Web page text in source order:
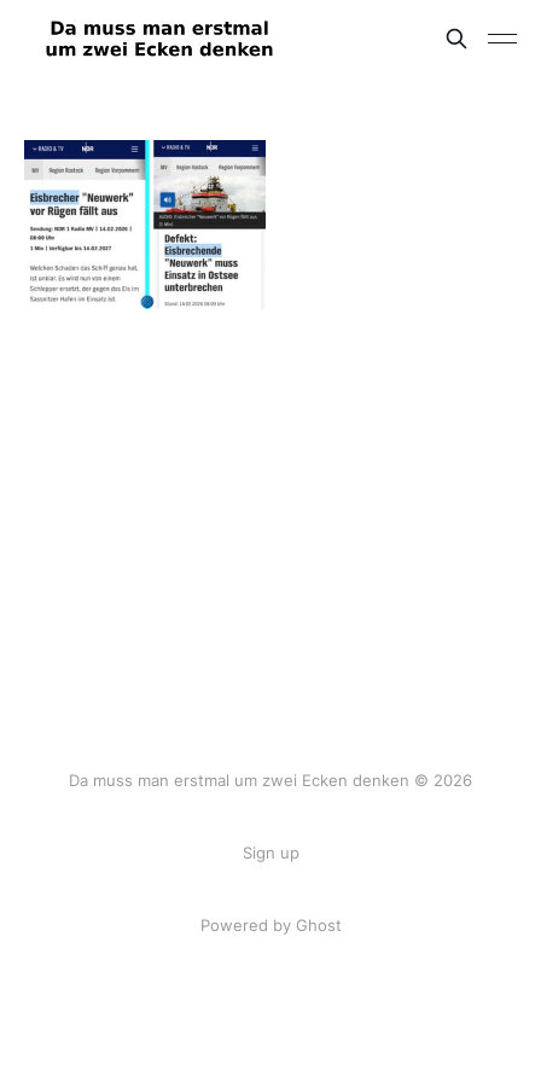
Da muss man erstmal um zwei Ecken denken © 2026
Sign up
Powered by Ghost